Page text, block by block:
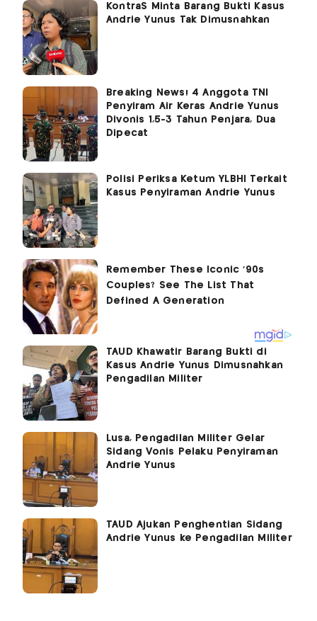
KontraS Minta Barang Bukti Kasus
Andrie Yunus Tak Dimusnahkan
Breaking News! 4 Anggota TNI
Penyiram Air Keras Andrie Yunus
Divonis 1,5-3 Tahun Penjara, Dua
Dipecat
Polisi Periksa Ketum YLBHI Terkait
Kasus Penyiraman Andrie Yunus
TAUD Khawatir Barang Bukti di
Kasus Andrie Yunus Dimusnahkan
Pengadilan Militer
Lusa, Pengadilan Militer Gelar
Sidang Vonis Pelaku Penyiraman
Andrie Yunus
TAUD Ajukan Penghentian Sidang
Andrie Yunus ke Pengadilan Militer